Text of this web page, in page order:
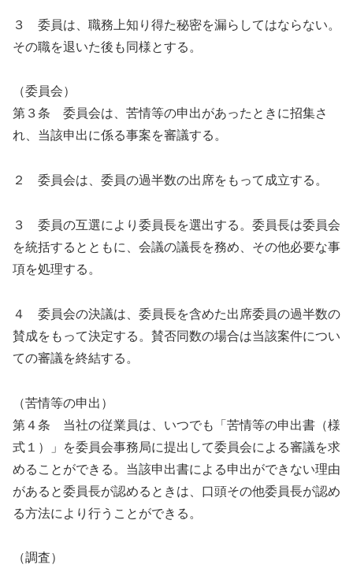
３ 委員は、職務上知り得た秘密を漏らしてはならない。
その職を退いた後も同様とする。
（委員会）
第３条 委員会は、苦情等の申出があったときに招集さ
れ、当該申出に係る事案を審議する。
２ 委員会は、委員の過半数の出席をもって成立する。
３ 委員の互選により委員長を選出する。委員長は委員会
を統括するとともに、会議の議長を務め、その他必要な事
項を処理する。
４ 委員会の決議は、委員長を含めた出席委員の過半数の
賛成をもって決定する。賛否同数の場合は当該案件につい
ての審議を終結する。
（苦情等の申出）
第４条 当社の従業員は、いつでも「苦情等の申出書（様
式１）」を委員会事務局に提出して委員会による審議を求
めることができる。当該申出書による申出ができない理由
があると委員長が認めるときは、口頭その他委員長が認め
る方法により行うことができる。
（調査）